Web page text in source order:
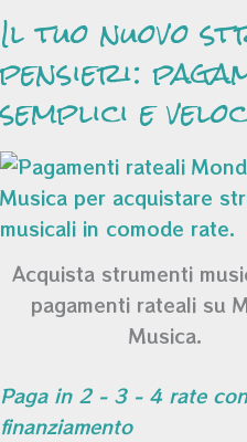
Il tuo nuovo
pensieri:
semplici e
Acquista strumenti
pagamenti rateali su
Musica.
Paga in 2 - 3 - 4 rate
finanziamento